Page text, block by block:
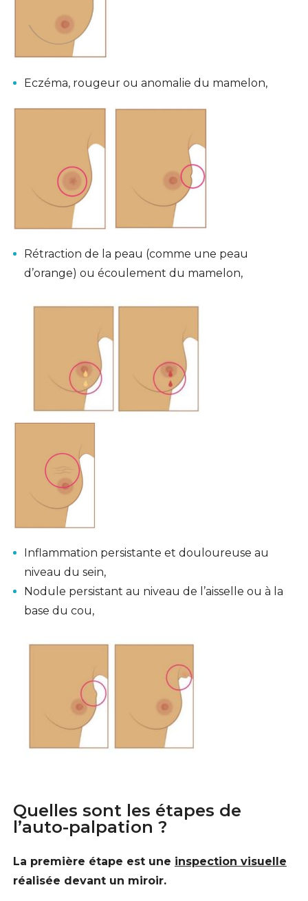
Eczéma, rougeur ou anomalie du mamelon,
Rétraction de la peau (comme une peau
d’orange) ou écoulement du mamelon,
Inflammation persistante et douloureuse au
niveau du sein,
Nodule persistant au niveau de l’aisselle ou à la
base du cou,
Quelles sont les étapes de
l’auto-palpation ?
La première étape est une inspection visuelle
réalisée devant un miroir.